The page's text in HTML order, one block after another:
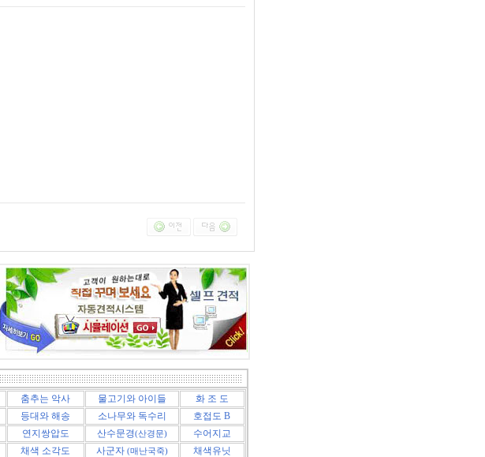
춤추는 악사 물고기와 아이들
화 조 도
등대와 해송 소나무와 독수리
호접도 B
연지쌍압도 산수문경(산경문)
수어지교
채색 소각도 사군자 (매난국죽) 채색유닛